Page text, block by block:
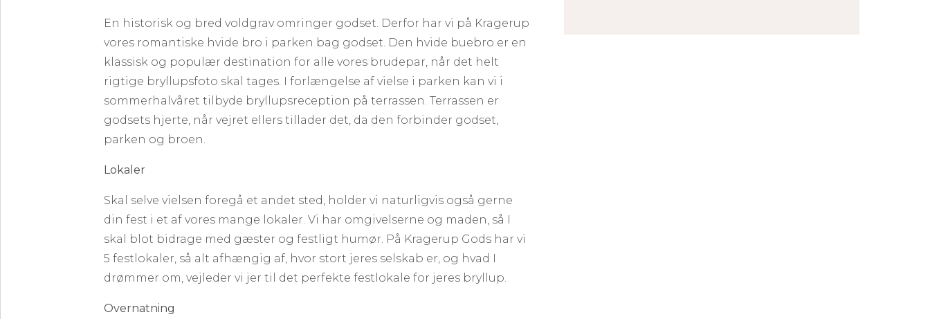
En historisk og bred voldgrav omringer godset. Derfor har vi på Kragerup
vores romantiske hvide bro i parken bag godset. Den hvide buebro er en
klassisk og populær destination for alle vores brudepar, når det helt
rigtige bryllupsfoto skal tages. I forlængelse af vielse i parken kan vi i
sommerhalvåret tilbyde bryllupsreception på terrassen. Terrassen er
godsets hjerte, når vejret ellers tillader det, da den forbinder godset,
parken og broen.
Lokaler
Skal selve vielsen foregå et andet sted, holder vi naturligvis også gerne
din fest i et af vores mange lokaler. Vi har omgivelserne og maden, så I
skal blot bidrage med gæster og festligt humør. På Kragerup Gods har vi
5 festlokaler, så alt afhængig af, hvor stort jeres selskab er, og hvad I
drømmer om, vejleder vi jer til det perfekte festlokale for jeres bryllup.
Overnatning